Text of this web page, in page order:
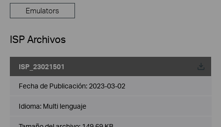
Emulators
ISP Archivos
ISP_23021501
Fecha de Publicación: 2023-03-02
Idioma: Multi lenguaje